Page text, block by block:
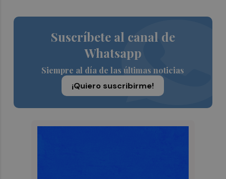
Suscríbete al canal de
Whatsapp
Siempre al día de las últimas noticias
¡Quiero suscribirme!